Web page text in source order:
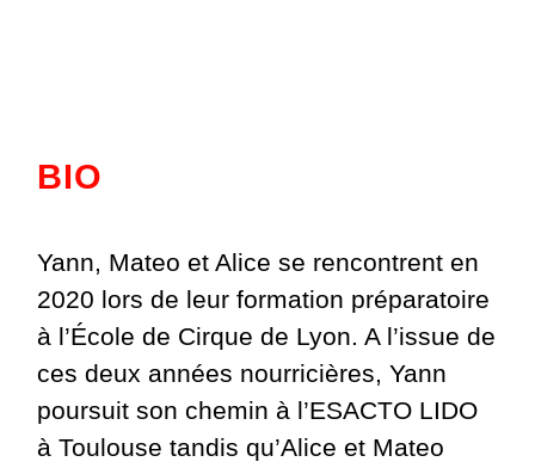
BIO
Yann, Mateo et Alice se rencontrent en
2020 lors de leur formation préparatoire
à l’École de Cirque de Lyon. A l’issue de
ces deux années nourricières, Yann
poursuit son chemin à l’ESACTO LIDO
à Toulouse tandis qu’Alice et Mateo